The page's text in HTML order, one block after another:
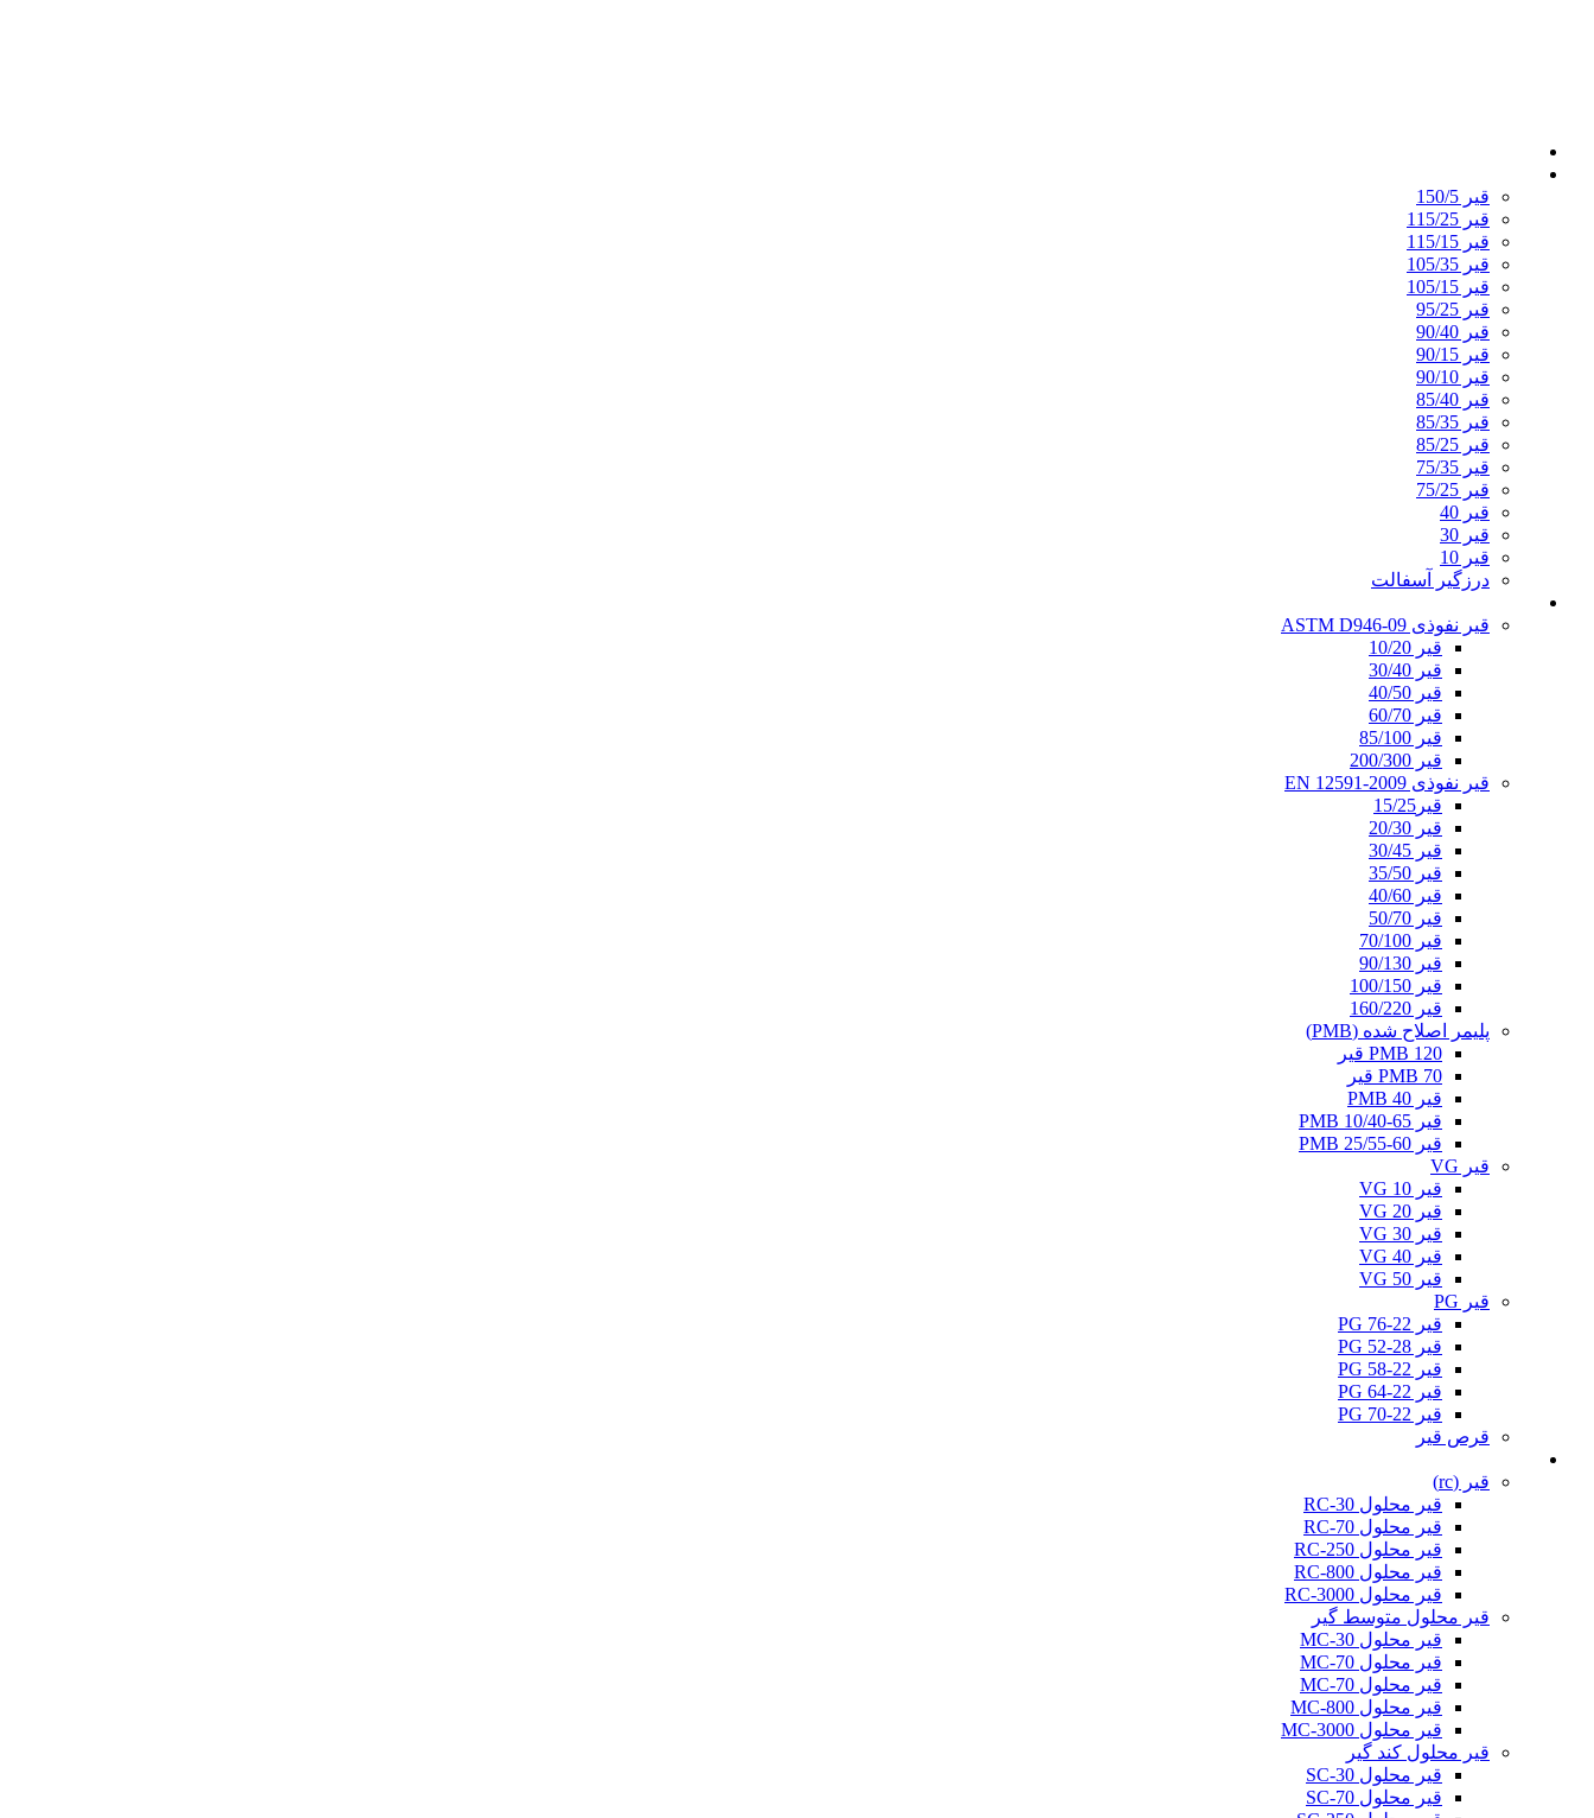
قیر 150/5
قیر 115/25
قیر 115/15
قیر 105/35
قیر 105/15
قیر 95/25
قیر 90/40
قیر 90/15
قیر 90/10
قیر 85/40
قیر 85/35
قیر 85/25
قیر 75/35
قیر 75/25
قیر 40
قیر 30
قیر 10
درزگیر آسفالت
قیر نفوذی ASTM D946-09
قیر 10/20
قیر 30/40
قیر 40/50
قیر 60/70
قیر 85/100
قیر 200/300
قیر نفوذی EN 12591-2009
قیر15/25
قیر 20/30
قیر 30/45
قیر 35/50
قیر 40/60
قیر 50/70
قیر 70/100
قیر 90/130
قیر 100/150
قیر 160/220
پلیمر اصلاح شده (PMB)
PMB 120 قیر
PMB 70 قیر
قیر PMB 40
قیر PMB 10/40-65
قیر PMB 25/55-60
قیر VG
قیر VG 10
قیر VG 20
قیر VG 30
قیر VG 40
قیر VG 50
قیر PG
قیر PG 76-22
قیر PG 52-28
قیر PG 58-22
قیر PG 64-22
قیر PG 70-22
قرص قیر
قیر (rc)
قیر محلول RC-30
قیر محلول RC-70
قیر محلول RC-250
قیر محلول RC-800
قیر محلول RC-3000
قیر محلول متوسط گیر
قیر محلول MC-30
قیر محلول MC-70
قیر محلول MC-70
قیر محلول MC-800
قیر محلول MC-3000
قیر محلول کند گیر
قیر محلول SC-30
قیر محلول SC-70